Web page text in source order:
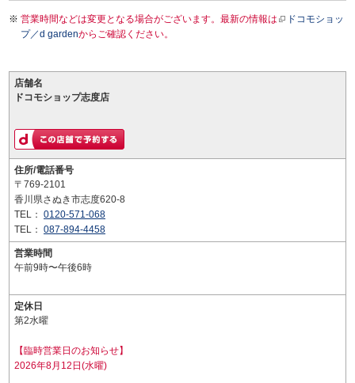
営業時間などは変更となる場合がございます。最新の情報は
ドコモショッ
プ／d gardenからご確認ください。
店舗名
ドコモショップ志度店
住所/電話番号
〒769-2101
香川県さぬき市志度620-8
TEL： 0120-571-068
TEL： 087-894-4458
営業時間
午前9時〜午後6時
定休日
第2水曜
【臨時営業日のお知らせ】
2026年8月12日(水曜)